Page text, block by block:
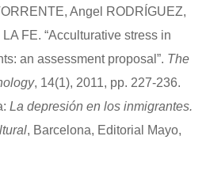
Angel RODRÍGUEZ,
FE. “Acculturative stress in
an assessment proposal”. The
, 14(1), 2011, pp. 227-236.
La depresión en los inmigrantes.
, Barcelona, Editorial Mayo,